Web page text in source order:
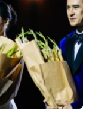
thiện
dạy nghề từ
thăng trầm, vất